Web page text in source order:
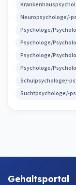
Neuropsychologe/-
Psychologe/
Psychologe/
Psychologe/
Psychologe/
Schulpsychologe/-
Suchtpsychologe/-
Gehaltsportal